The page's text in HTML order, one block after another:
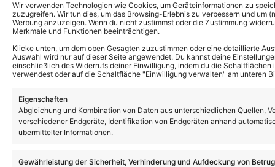
Wir verwenden Technologien wie Cookies, um Geräteinformationen zu
zuzugreifen. Wir tun dies, um das Browsing-Erlebnis zu verbessern und um
Werbung anzuzeigen. Wenn du nicht zustimmst oder die Zustimmung
Merkmale und Funktionen beeinträchtigen.
Klicke unten, um dem oben Gesagten zuzustimmen oder eine detaillierte
Auswahl wird nur auf dieser Seite angewendet. Du kannst deine
einschließlich des Widerrufs deiner Einwilligung, indem du die
verwendest oder auf die Schaltfläche "Einwilligung verwalten" am unteren
Eigenschaften
Abgleichung und Kombination von Daten aus unterschiedlichen Quellen,
verschiedener Endgeräte, Identifikation von Endgeräten anhand
übermittelter Informationen.
Gewährleistung der Sicherheit, Verhinderung und Aufdeckung von